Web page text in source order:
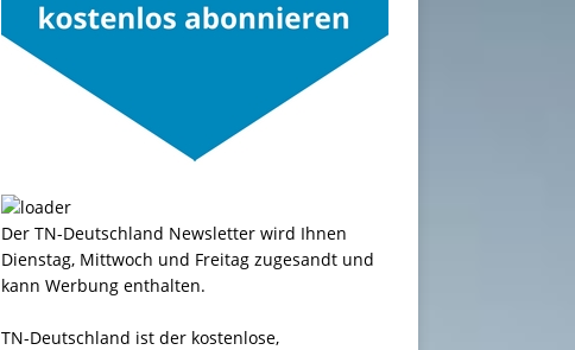
Der TN-Deutschland Newsletter wird Ihnen
Dienstag, Mittwoch und Freitag zugesandt und
kann Werbung enthalten.
TN-Deutschland ist der kostenlose,